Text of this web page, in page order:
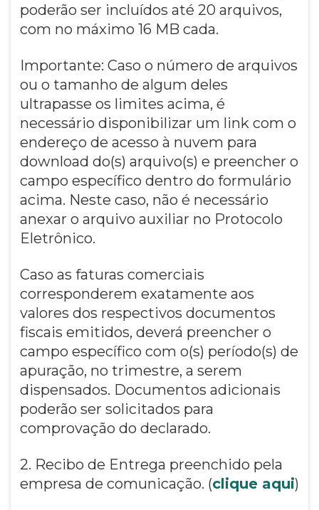
poderão ser incluídos até 20 arquivos,
com no máximo 16 MB cada.
Importante: Caso o número de arquivos
ou o tamanho de algum deles
ultrapasse os limites acima, é
necessário disponibilizar um link com o
endereço de acesso à nuvem para
download do(s) arquivo(s) e preencher o
campo específico dentro do formulário
acima. Neste caso, não é necessário
anexar o arquivo auxiliar no Protocolo
Eletrônico.
Caso as faturas comerciais
corresponderem exatamente aos
valores dos respectivos documentos
fiscais emitidos, deverá preencher o
campo específico com o(s) período(s) de
apuração, no trimestre, a serem
dispensados. Documentos adicionais
poderão ser solicitados para
comprovação do declarado.
2. Recibo de Entrega preenchido pela
empresa de comunicação. (clique aqui)